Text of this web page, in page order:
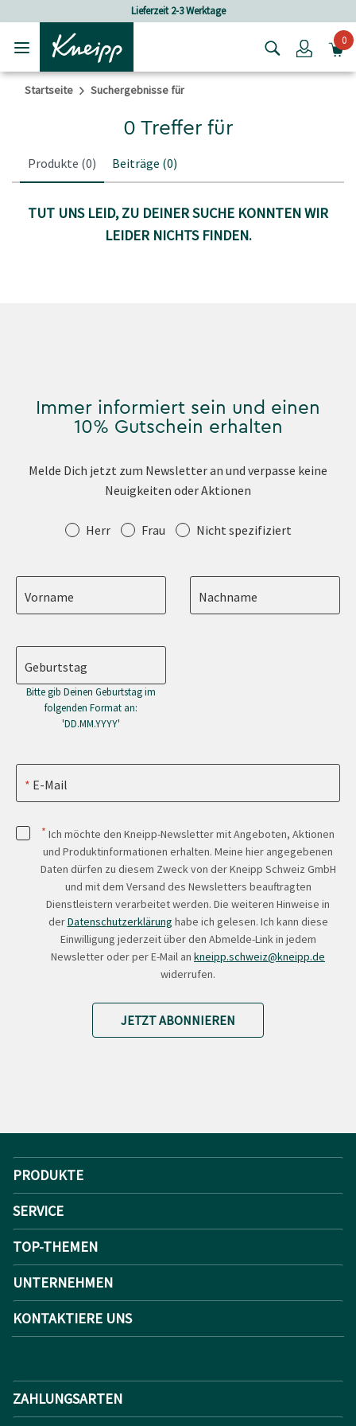
Lieferzeit 2-3 Werktage
Login0
Startseite Suchergebnisse für
0 Treffer für
Produkte (0) Beiträge (0)
TUT UNS LEID, ZU DEINER SUCHE KONNTEN WIR
LEIDER NICHTS FINDEN.
Immer informiert sein und einen
10% Gutschein erhalten
Melde Dich jetzt zum Newsletter an und verpasse keine
Neuigkeiten oder Aktionen
Anrede Herr Frau Nicht spezifiziert
Vorname Nachname
Geburtstag
Bitte gib Deinen Geburtstag im
folgenden Format an:
'DD.MM.YYYY'
E-Mail
* Ich möchte den Kneipp-Newsletter mit Angeboten, Aktionen
und Produktinformationen erhalten. Meine hier angegebenen
Daten dürfen zu diesem Zweck von der Kneipp Schweiz GmbH
und mit dem Versand des Newsletters beauftragten
Dienstleistern verarbeitet werden. Die weiteren Hinweise in
derDatenschutzerklärung habe ich gelesen. Ich kann diese
Einwilligung jederzeit über den Abmelde-Link in jedem
Newsletter oder per E-Mail an kneipp.schweiz@kneipp.de
widerrufen.
JETZT ABONNIEREN
PRODUKTE
SERVICE
TOP-THEMEN
UNTERNEHMEN
KONTAKTIERE UNS
ZAHLUNGSARTEN